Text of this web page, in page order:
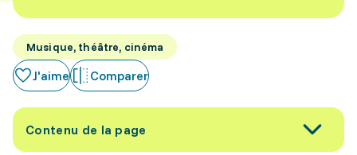
Musique, théâtre, cinéma
J'aime Comparer
Contenu de la page